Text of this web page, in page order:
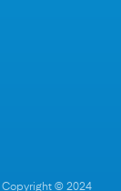
Copyright © 2024